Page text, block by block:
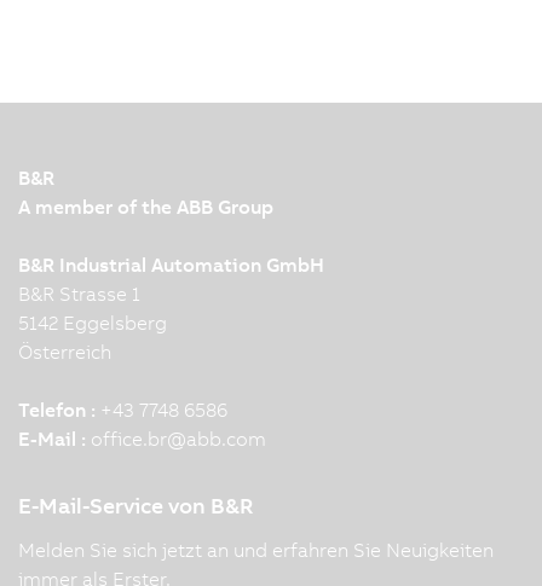
B&R
A member of the ABB Group
B&R Industrial Automation GmbH
B&R Strasse 1
5142 Eggelsberg
Österreich
Telefon : +43 7748 6586
E-Mail : office.br@abb.com
E-Mail-Service von B&R
Melden Sie sich jetzt an und erfahren Sie Neuigkeiten
immer als Erster.